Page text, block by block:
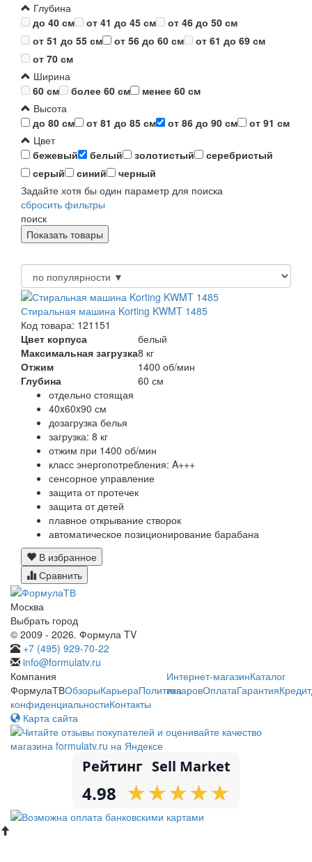
Глубина
до 40 см
от 41 до 45 см
от 46 до 50 см
от 51 до 55 см
от 56 до 60 см
от 61 до 69 см
от 70 см
Ширина
60 см
более 60 см
менее 60 см
Высота
до 80 см
от 81 до 85 см от 86 до 90 см
от 91 см
Цвет
бежевый
белый золотистый
серебристый
серый
синий
черный
Задайте хотя бы один параметр для поиска
сбросить фильтры
поиск
Стиральная машина Korting KWMT 1485
Код товара: 121151
Цвет корпуса
белый
Максимальная загрузка8 кг
Отжим
1400 об/мин
Глубина
60 см
отдельно стоящая
40x60x90 см
дозагрузка белья
загрузка: 8 кг
отжим при 1400 об/мин
класс энергопотребления: A+++
сенсорное управление
защита от протечек
защита от детей
плавное открывание створок
автоматическое позиционирование барабана
В избранное
Сравнить
Москва
Выбрать город
© 2009 - 2026. Формула TV
+7 (495) 929-70-22
info@formulatv.ru
Компания
ФормулаТВОбзорыКарьераПолитика
конфиденциальностиКонтакты
Интернет-магазинКаталог
товаровОплатаГарантияКредит
Карта сайта
Рейтинг Sell Market
4.98 ★
★★
★★
★★
★★
★